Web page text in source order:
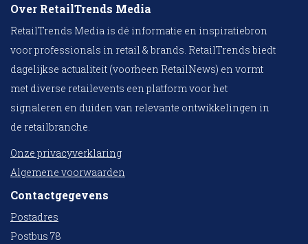
Over RetailTrends Media
RetailTrends Media is dé informatie en inspiratiebron
voor professionals in retail & brands. RetailTrends biedt
dagelijkse actualiteit (voorheen RetailNews) en vormt
met diverse retailevents een platform voor het
signaleren en duiden van relevante ontwikkelingen in
de retailbranche.
Onze privacyverklaring
Algemene voorwaarden
Contactgegevens
Postadres
Postbus 78